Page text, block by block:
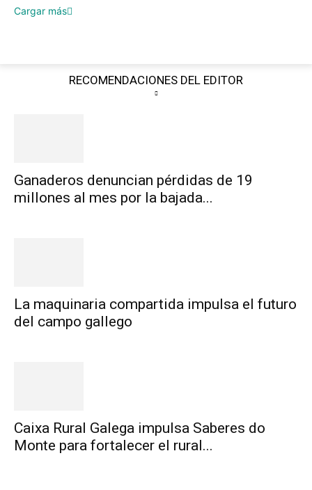
Cargar más
RECOMENDACIONES DEL EDITOR
Ganaderos denuncian pérdidas de 19
millones al mes por la bajada...
La maquinaria compartida impulsa el futuro
del campo gallego
Caixa Rural Galega impulsa Saberes do
Monte para fortalecer el rural...